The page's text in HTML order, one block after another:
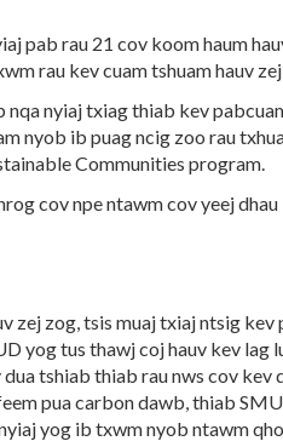
pab rau 21 cov koom haum
rau kev cuam tshuam hauv
nyiaj txiag thiab kev
nyob ib puag ncig zoo rau
Communities program.
cov npe ntawm cov yeej dhau
zej zog, tsis muaj txiaj ntsig
yog tus thawj coj hauv kev
tshiab thiab rau nws cov
pua carbon dawb, thiab
yog ib txwm nyob ntawm